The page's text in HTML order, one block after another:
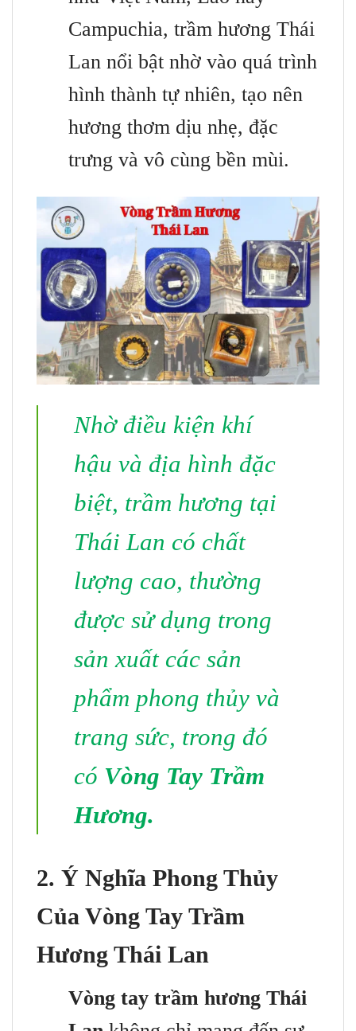
Campuchia, trầm hương Thái
Lan nổi bật nhờ vào quá trình
hình thành tự nhiên, tạo nên
hương thơm dịu nhẹ, đặc
trưng và vô cùng bền mùi.
Nhờ điều kiện khí
hậu và địa hình đặc
biệt, trầm hương tại
Thái Lan có chất
lượng cao, thường
được sử dụng trong
sản xuất các sản
phẩm phong thủy và
trang sức, trong đó
có Vòng Tay Trầm
Hương.
2. Ý Nghĩa Phong Thủy
Của Vòng Tay Trầm
Hương Thái Lan
Vòng tay trầm hương Thái